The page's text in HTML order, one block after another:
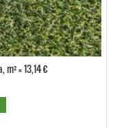
= 13,14 €